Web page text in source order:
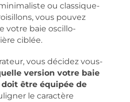
ou classique-
vous pouvez
votre baie oscillo-
ciblée.
vous décidez vous-
version votre baie
être équipée de
le caractère